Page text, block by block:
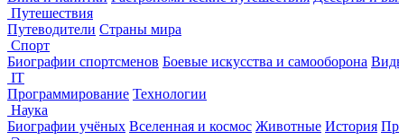
Путешествия
Путеводители Страны мира
Спорт
Биографии спортсменов Боевые искусства и самооборона
IT
Программирование Технологии
Наука
Биографии учёных Вселенная и космос Животные История